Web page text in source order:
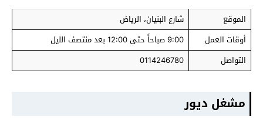
الموقع
شارع البنيان، الرياض
أوقات العمل
9:00 صباحاً حتى 12:00 بعد منتصف الليل
التواصل
0114246780
مشغل ديور